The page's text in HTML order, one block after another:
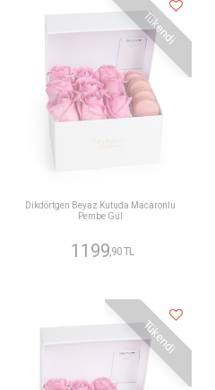
Tükendi
Dikdörtgen Beyaz Kutuda Macaronlu
Pembe Gül
1199,90 TL
Tükendi